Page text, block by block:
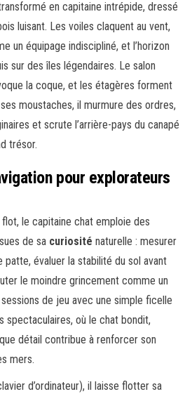
en capitaine intrépide, dressé
luisant. Les voiles claquent au vent,
un équipage indiscipliné, et l’horizon
sur des îles légendaires. Le salon
la coque, et les étagères forment
moustaches, il murmure des ordres,
et scrute l’arrière-pays du canapé
trésor.
pour explorateurs
le capitaine chat emploie des
de sa curiosité naturelle : mesurer
évaluer la stabilité du sol avant
le moindre grincement comme un
de jeu avec une simple ficelle
spectaculaires, où le chat bondit,
détail contribue à renforcer son
mers.
d’ordinateur), il laisse flotter sa